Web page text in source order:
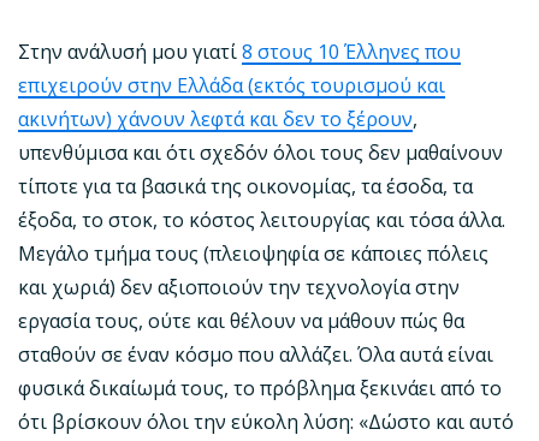
Στην ανάλυσή μου γιατί8 στους 10 Έλληνες που
επιχειρούν στην Ελλάδα (εκτός τουρισμού και
ακινήτων) χάνουν λεφτά και δεν το ξέρουν,
υπενθύμισα και ότι σχεδόν όλοι τους δεν μαθαίνουν
τίποτε για τα βασικά της οικονομίας, τα έσοδα, τα
έξοδα, το στοκ, το κόστος λειτουργίας και τόσα άλλα.
Μεγάλο τμήμα τους (πλειοψηφία σε κάποιες πόλεις
και χωριά) δεν αξιοποιούν την τεχνολογία στην
εργασία τους, ούτε και θέλουν να μάθουν πώς θα
σταθούν σε έναν κόσμο που αλλάζει. Όλα αυτά είναι
φυσικά δικαίωμά τους, το πρόβλημα ξεκινάει από το
ότι βρίσκουν όλοι την εύκολη λύση: «Δώστο και αυτό